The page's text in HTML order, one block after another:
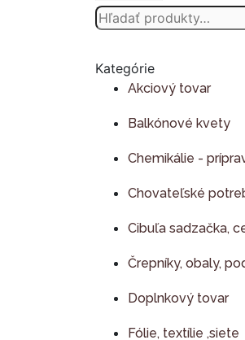
Hľadať:
Kategórie
Akciový tovar
Balkónové kvety
Chemikálie -
Chovateľské
Cibuľa sadzačka,
Črepníky, obaly,
Doplnkový tovar
Fólie, textílie ,siete